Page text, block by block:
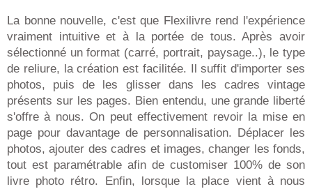
La bonne nouvelle, c'est que Flexilivre rend l'expérience
vraiment intuitive et à la portée de tous. Après avoir
sélectionné un format (carré, portrait, paysage..), le type
de reliure, la création est facilitée. Il suffit d'importer ses
photos, puis de les glisser dans les cadres vintage
présents sur les pages. Bien entendu, une grande liberté
s'offre à nous. On peut effectivement revoir la mise en
page pour davantage de personnalisation. Déplacer les
photos, ajouter des cadres et images, changer les fonds,
tout est paramétrable afin de customiser 100% de son
livre photo rétro. Enfin, lorsque la place vient à nous